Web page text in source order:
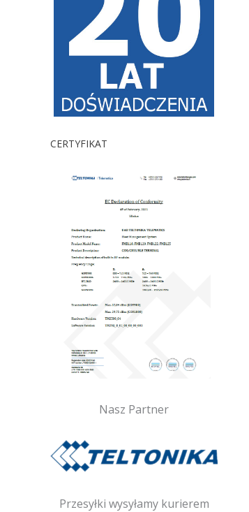
CERTYFIKAT
Nasz Partner
Przesyłki wysyłamy kurierem